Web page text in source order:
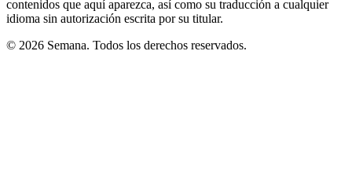
contenidos que aquí aparezca, así como su traducción a cualquier
idioma sin autorización escrita por su titular.
© 2026 Semana. Todos los derechos reservados.